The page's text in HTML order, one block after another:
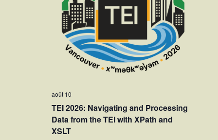
TEI 2026: Navigating and Processing
Data from the TEI with XPath and
XSLT
août 10